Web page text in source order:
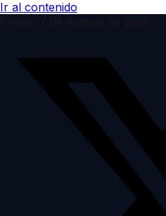
Ir al contenido